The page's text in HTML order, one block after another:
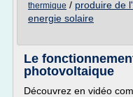
thermique / produire de
energie solaire
Le
photovoltaique
Découvrez en vidéo